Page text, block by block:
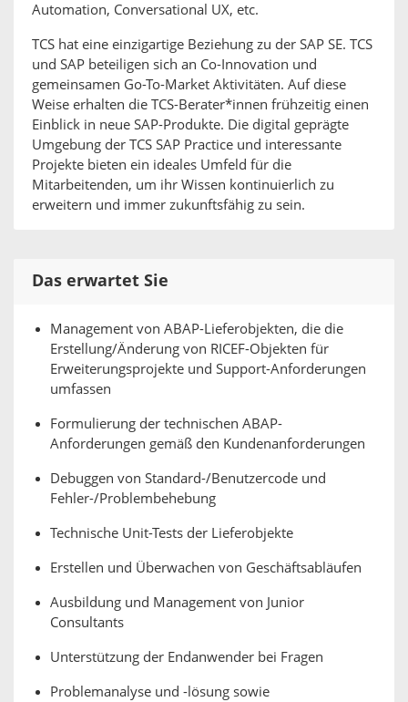
Automation, Conversational UX, etc.
TCS hat eine einzigartige Beziehung zu der SAP SE. TCS
und SAP beteiligen sich an Co-Innovation und
gemeinsamen Go-To-Market Aktivitäten. Auf diese
Weise erhalten die TCS-Berater*innen frühzeitig einen
Einblick in neue SAP-Produkte. Die digital geprägte
Umgebung der TCS SAP Practice und interessante
Projekte bieten ein ideales Umfeld für die
Mitarbeitenden, um ihr Wissen kontinuierlich zu
erweitern und immer zukunftsfähig zu sein.
Das erwartet Sie
Management von ABAP-Lieferobjekten, die die
Erstellung/Änderung von RICEF-Objekten für
Erweiterungsprojekte und Support-Anforderungen
umfassen
Formulierung der technischen ABAP-
Anforderungen gemäß den Kundenanforderungen
Debuggen von Standard-/Benutzercode und
Fehler-/Problembehebung
Technische Unit-Tests der Lieferobjekte
Erstellen und Überwachen von Geschäftsabläufen
Ausbildung und Management von Junior
Consultants
Unterstützung der Endanwender bei Fragen
Problemanalyse und -lösung sowie